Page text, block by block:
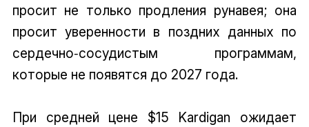
просит не только продления рунавея; она
просит уверенности в поздних данных по
сердечно‑сосудистым программам,
которые не появятся до 2027 года.
При средней цене $15 Kardigan ожидает